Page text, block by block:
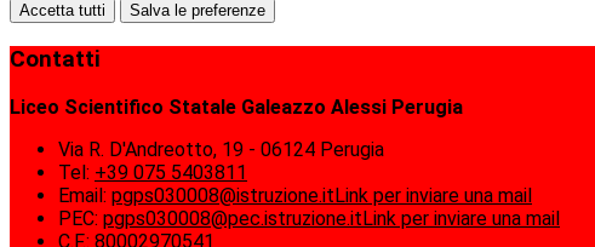
Accetta tutti Salva le preferenze
Contatti
Liceo Scientifico Statale Galeazzo Alessi Perugia
Via R. D'Andreotto, 19 - 06124 Perugia
Tel: +39 075 5403811
Email: pgps030008@istruzione.itLink per inviare una mail
PEC: pgps030008@pec.istruzione.itLink per inviare una mail
C.F.: 80002970541